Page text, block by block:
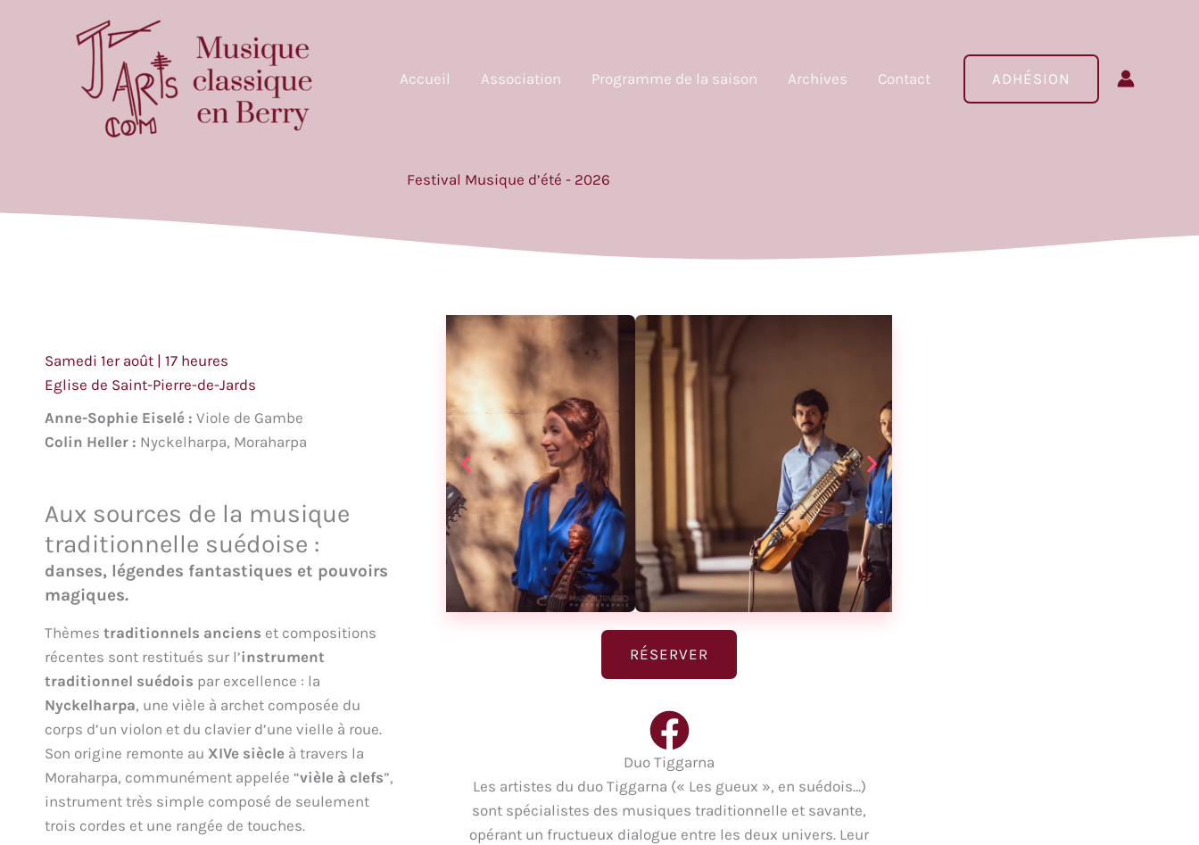
Accueil
Association Programme de la saison Archives Contact ADHÉSION
Festival Musique d’été - 2026
Samedi 1er août | 17 heures
Eglise de Saint-Pierre-de-Jards
Anne-Sophie Eiselé : Viole de Gambe
Colin Heller : Nyckelharpa, Moraharpa
Aux sources de la musique
traditionnelle suédoise :
danses, légendes fantastiques et pouvoirs
magiques.
Thèmes traditionnels anciens et compositions
récentes sont restitués sur l’instrument
traditionnel suédois par excellence : la
Nyckelharpa, une vièle à archet composée du
corps d’un violon et du clavier d’une vielle à roue.
Son origine remonte au XIVe siècle à travers la
Moraharpa, communément appelée “vièle à clefs”,
instrument très simple composé de seulement
trois cordes et une rangée de touches.
RÉSERVER
Duo Tiggarna
Les artistes du duo Tiggarna (« Les gueux », en suédois…)
sont spécialistes des musiques traditionnelle et savante,
opérant un fructueux dialogue entre les deux univers. Leur